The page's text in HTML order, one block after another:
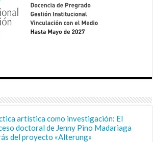
artística como investigación: El
doctoral de Jenny Pino Madariaga
del proyecto «Alterung»